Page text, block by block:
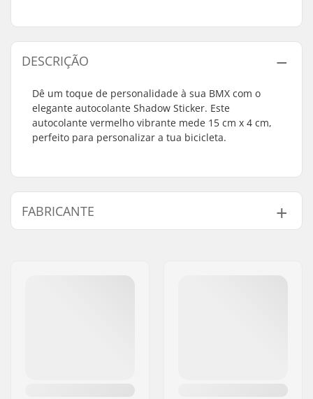
DESCRIÇÃO
Dê um toque de personalidade à sua BMX com o
elegante autocolante Shadow Sticker. Este
autocolante vermelho vibrante mede 15 cm x 4 cm,
perfeito para personalizar a tua bicicleta.
FABRICANTE